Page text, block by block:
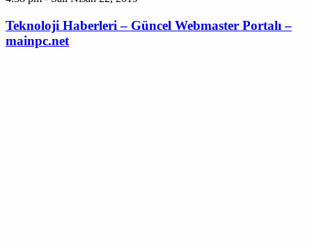
Teknoloji Haberleri – Güncel Webmaster Portalı –
mainpc.net